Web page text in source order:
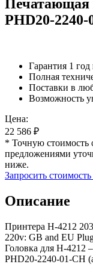
Печатающая
РНD20-2240-
Гарантия 1
Полная
Поставки в
Возможность
Цена:
22 586 ₽
* Точную стоимость
предложениями
ниже.
Запросить стоимость
Описание
Принтера H-4212
220v: GB and EU
Головка для Н-4212
РНD20-2240-01-СН